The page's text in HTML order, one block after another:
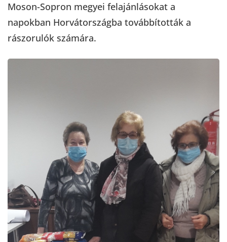
Moson-Sopron megyei felajánlásokat a
napokban Horvátországba továbbították a
rászorulók számára.